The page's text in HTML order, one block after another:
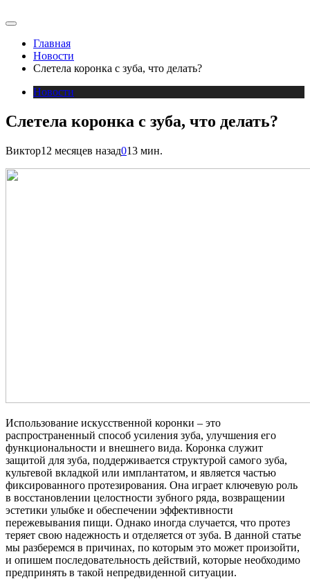
Главная
Новости
Слетела коронка с зуба, что делать?
Новости
Слетела коронка с зуба, что делать?
Виктор12 месяцев назад013 мин.
Использование искусственной коронки – это
распространенный способ усиления зуба, улучшения его
функциональности и внешнего вида. Коронка служит
защитой для зуба, поддерживается структурой самого зуба,
культевой вкладкой или имплантатом, и является частью
фиксированного протезирования. Она играет ключевую роль
в восстановлении целостности зубного ряда, возвращении
эстетики улыбке и обеспечении эффективности
пережевывания пищи. Однако иногда случается, что протез
теряет свою надежность и отделяется от зуба. В данной статье
мы разберемся в причинах, по которым это может произойти,
и опишем последовательность действий, которые необходимо
предпринять в такой непредвиденной ситуации.